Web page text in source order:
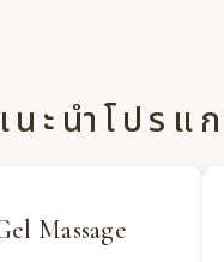
นะนำโปรแ
Massage